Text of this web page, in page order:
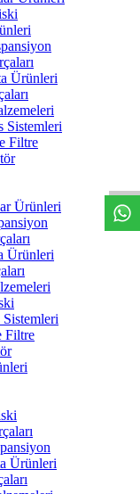
Ürünleri
Sistemleri
Filtre
Ürünleri
Ürünleri
Filtre
Ürünleri